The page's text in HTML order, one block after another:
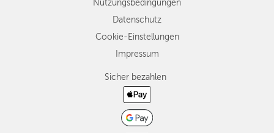
Nutzungsbedingungen
Datenschutz
Cookie-Einstellungen
Impressum
Sicher bezahlen